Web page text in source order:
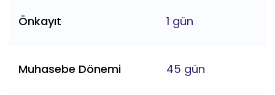
Önkayıt 1 gün
Muhasebe Dönemi 45 gün